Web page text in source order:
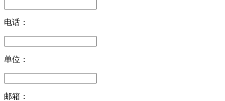
电话：
单位：
邮箱：